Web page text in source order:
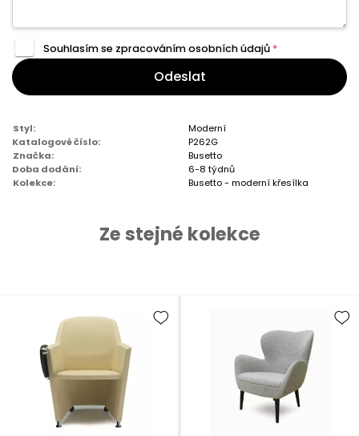
Souhlasím se zpracovánímosobních údajů *
Odeslat
Styl:
Moderní
Katalogové číslo:
P262G
Značka:
Busetto
Doba dodání:
6-8 týdnů
Kolekce:
Busetto - moderní křesílka
Ze stejné kolekce